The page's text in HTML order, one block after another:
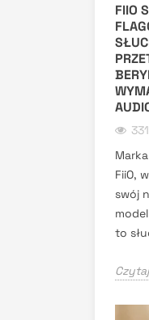
FIIO
FiiO,
swój
to